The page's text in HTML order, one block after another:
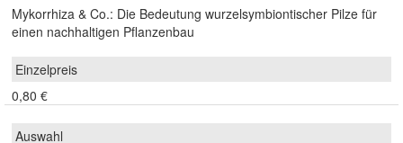
Mykorrhiza & Co.: Die Bedeutung wurzelsymbiontischer Pilze für
einen nachhaltigen Pflanzenbau
0,80 €